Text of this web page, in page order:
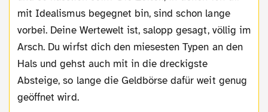
mit Idealismus begegnet bin, sind schon lange
vorbei. Deine Wertewelt ist, salopp gesagt, völlig im
Arsch. Du wirfst dich den miesesten Typen an den
Hals und gehst auch mit in die dreckigste
Absteige, so lange die Geldbörse dafür weit genug
geöffnet wird.